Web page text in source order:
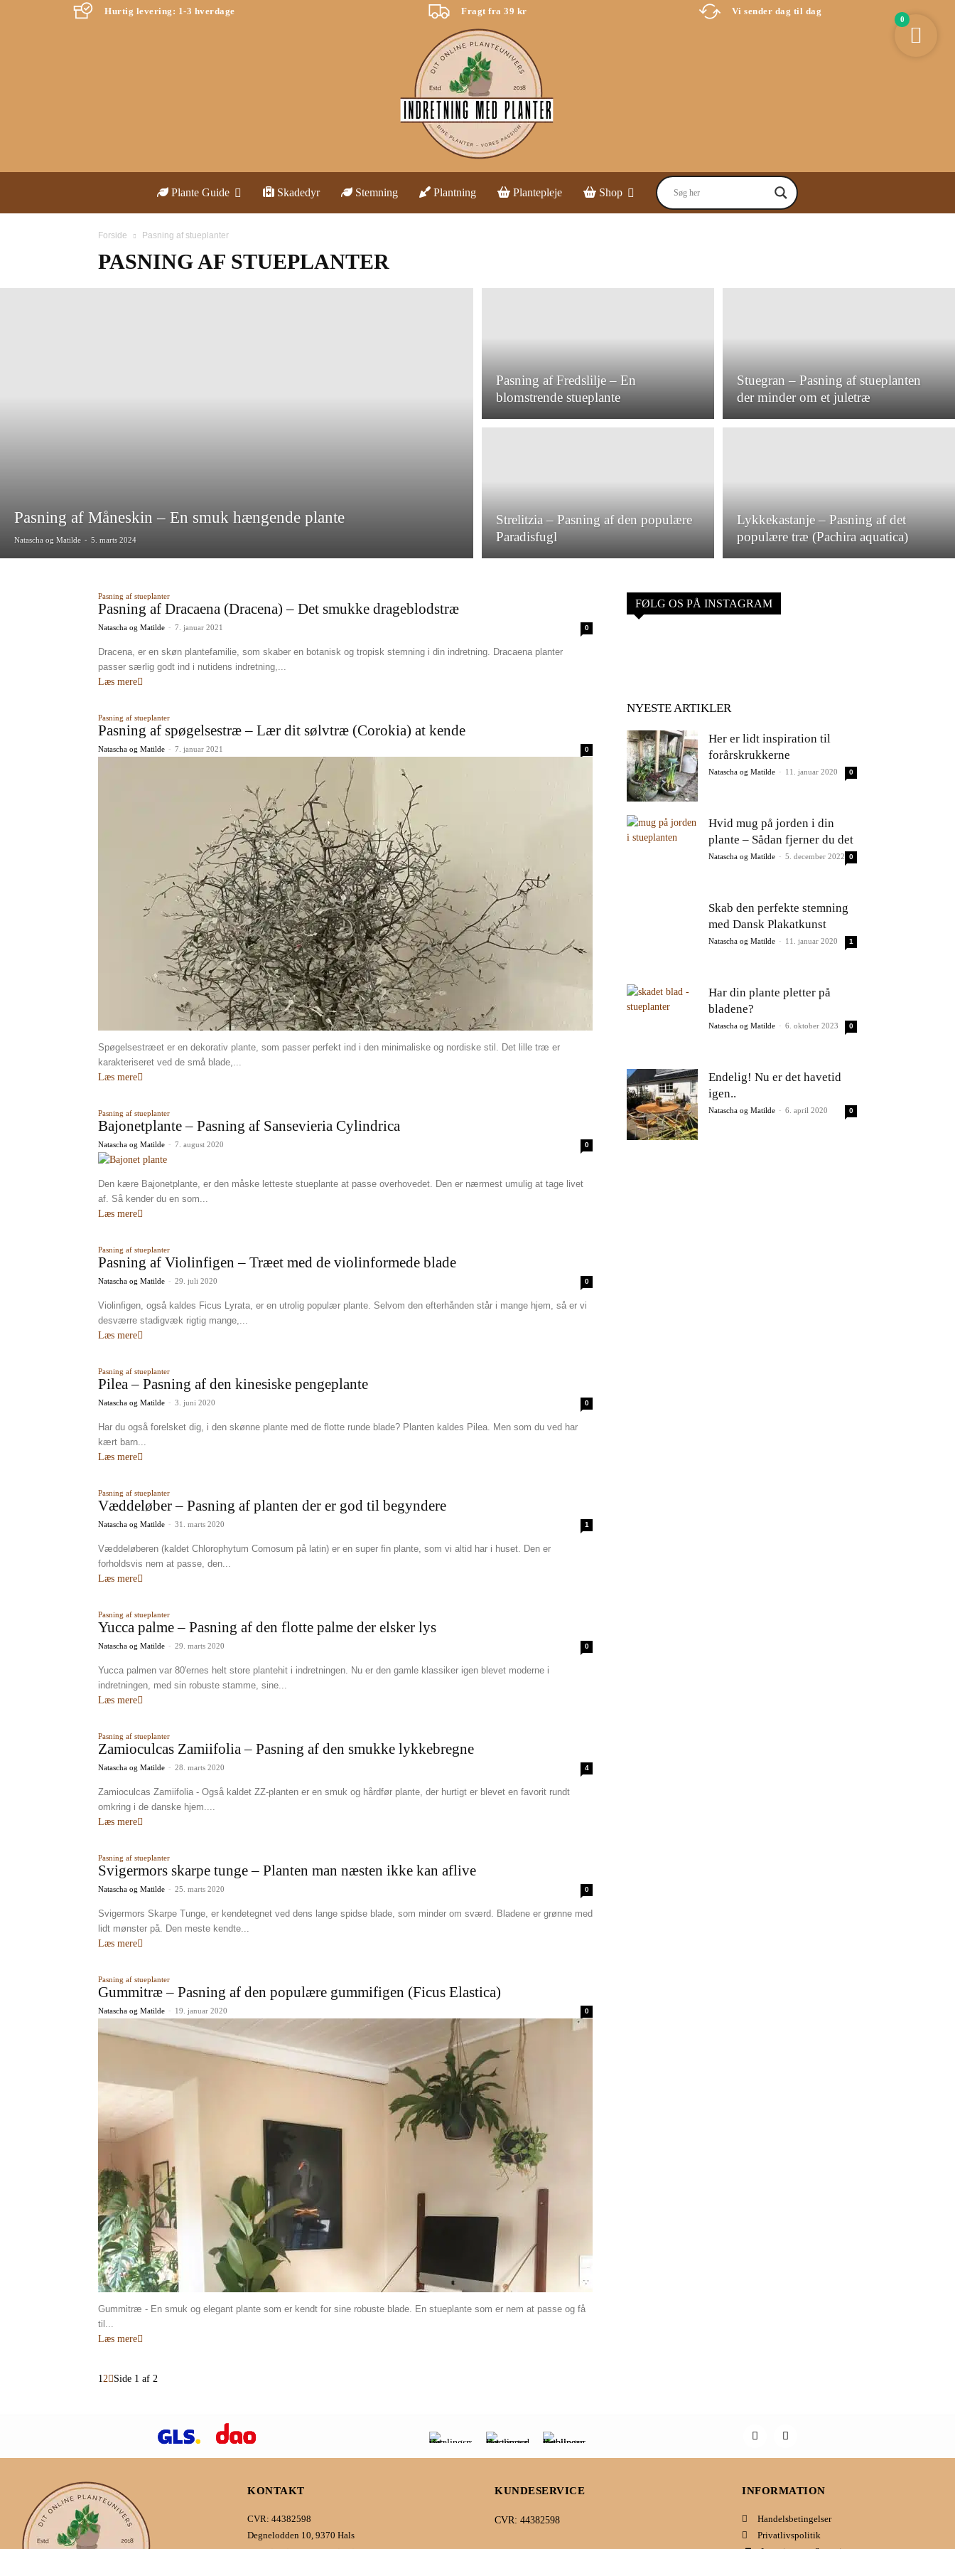
Hurtig levering: 1-3 hverdage Fragt fra 39 kr Vi sender dag til dag
Plante Guide Skadedyr Stemning Plantning Plantepleje Shop
Forside Pasning af stueplanter
PASNING AF STUEPLANTER
Pasning af Måneskin – En smuk hængende plante
Natascha og Matilde - 5. marts 2024
Pasning af Fredslilje – En
blomstrende stueplante
Stuegran – Pasning af stueplanten
der minder om et juletræ
Strelitzia – Pasning af den populære
Paradisfugl
Lykkekastanje – Pasning af det
populære træ (Pachira aquatica)
Pasning af stueplanter
Pasning af Dracaena (Dracena) – Det smukke drageblodstræ
Natascha og Matilde - 7. januar 2021 0
Dracena, er en skøn plantefamilie, som skaber en botanisk og tropisk stemning i din indretning. Dracaena planter
passer særlig godt ind i nutidens indretning,...
Læs mere
Pasning af stueplanter
Pasning af spøgelsestræ – Lær dit sølvtræ (Corokia) at kende
Natascha og Matilde - 7. januar 2021 0
Spøgelsestræet er en dekorativ plante, som passer perfekt ind i den minimaliske og nordiske stil. Det lille træ er
karakteriseret ved de små blade,...
Læs mere
Pasning af stueplanter
Bajonetplante – Pasning af Sansevieria Cylindrica
Natascha og Matilde - 7. august 2020 0
Den kære Bajonetplante, er den måske letteste stueplante at passe overhovedet. Den er nærmest umulig at tage livet
af. Så kender du en som...
Læs mere
Pasning af stueplanter
Pasning af Violinfigen – Træet med de violinformede blade
Natascha og Matilde - 29. juli 2020 0
Violinfigen, også kaldes Ficus Lyrata, er en utrolig populær plante. Selvom den efterhånden står i mange hjem, så er vi
desværre stadigvæk rigtig mange,...
Læs mere
Pasning af stueplanter
Pilea – Pasning af den kinesiske pengeplante
Natascha og Matilde - 3. juni 2020 0
Har du også forelsket dig, i den skønne plante med de flotte runde blade? Planten kaldes Pilea. Men som du ved har
kært barn...
Læs mere
Pasning af stueplanter
Væddeløber – Pasning af planten der er god til begyndere
Natascha og Matilde - 31. marts 2020 1
Væddeløberen (kaldet Chlorophytum Comosum på latin) er en super fin plante, som vi altid har i huset. Den er
forholdsvis nem at passe, den...
Læs mere
Pasning af stueplanter
Yucca palme – Pasning af den flotte palme der elsker lys
Natascha og Matilde - 29. marts 2020 0
Yucca palmen var 80'ernes helt store plantehit i indretningen. Nu er den gamle klassiker igen blevet moderne i
indretningen, med sin robuste stamme, sine...
Læs mere
Pasning af stueplanter
Zamioculcas Zamiifolia – Pasning af den smukke lykkebregne
Natascha og Matilde - 28. marts 2020 4
Zamioculcas Zamiifolia - Også kaldet ZZ-planten er en smuk og hårdfør plante, der hurtigt er blevet en favorit rundt
omkring i de danske hjem....
Læs mere
Pasning af stueplanter
Svigermors skarpe tunge – Planten man næsten ikke kan aflive
Natascha og Matilde - 25. marts 2020 0
Svigermors Skarpe Tunge, er kendetegnet ved dens lange spidse blade, som minder om sværd. Bladene er grønne med
lidt mønster på. Den meste kendte...
Læs mere
Pasning af stueplanter
Gummitræ – Pasning af den populære gummifigen (Ficus Elastica)
Natascha og Matilde - 19. januar 2020 0
Gummitræ - En smuk og elegant plante som er kendt for sine robuste blade. En stueplante som er nem at passe og få
til...
Læs mere
1 2 Side 1 af 2
FØLG OS PÅ INSTAGRAM
NYESTE ARTIKLER
Her er lidt inspiration til
forårskrukkerne
Natascha og Matilde - 11. januar 2020 0
Hvid mug på jorden i din
plante – Sådan fjerner du det
Natascha og Matilde - 5. december 2022 0
Skab den perfekte stemning
med Dansk Plakatkunst
Natascha og Matilde - 11. januar 2020 1
Har din plante pletter på
bladene?
Natascha og Matilde - 6. oktober 2023 0
Endelig! Nu er det havetid
igen..
Natascha og Matilde - 6. april 2020 0
KONTAKT
CVR: 44382598
Degnelodden 10, 9370 Hals
KUNDESERVICE
CVR: 44382598
INFORMATION
Handelsbetingelser
Privatlivspolitik
0